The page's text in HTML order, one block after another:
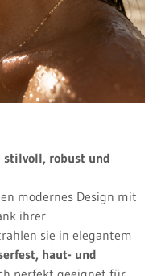
stilvoll, robust und
modernes Design mit
ihrer
sie in elegantem
haut- und